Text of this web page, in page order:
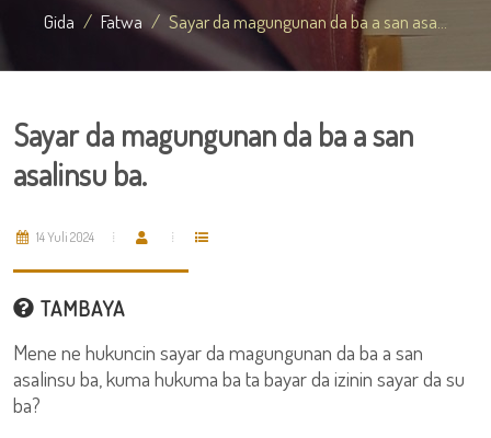
Gida Fatwa Sayar da magungunan da ba a san asa...
Sayar da magungunan da ba a san
asalinsu ba.
14 Yuli 2024
TAMBAYA
Mene ne hukuncin sayar da magungunan da ba a san
asalinsu ba, kuma hukuma ba ta bayar da izinin sayar da su
ba?